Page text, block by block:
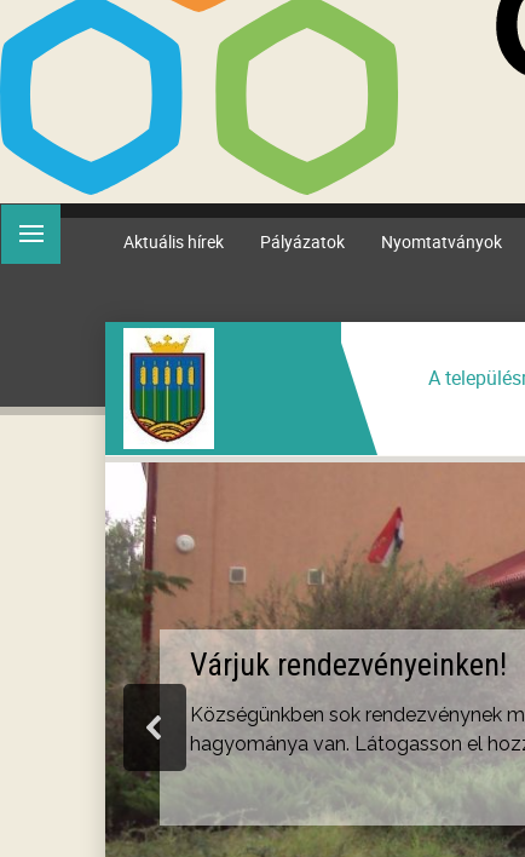
Aktuális hírek Pályázatok Nyomtatványok
A
Várjuk rendezvényeinken!
Községünkben sok rendezvénynek
hagyománya van. Látogasson el